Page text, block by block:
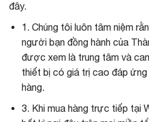
đây.
1. Chúng tôi luôn tâm niệm
người bạn đồng hành của
được xem là trung tâm và
thiết bị có giá trị cao đáp ứng
hàng.
3. Khi mua hàng trực tiếp tại